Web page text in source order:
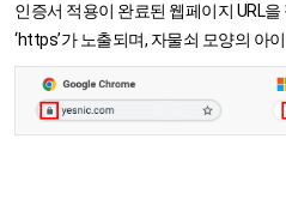
인증서 적용이 완료된 웹페이지 URL을
‘https’가 노출되며, 자물쇠 모양의 아